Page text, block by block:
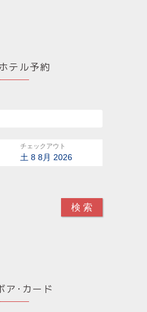
テル予約
チェックアウト
土 8 8月 2026
ア･カード